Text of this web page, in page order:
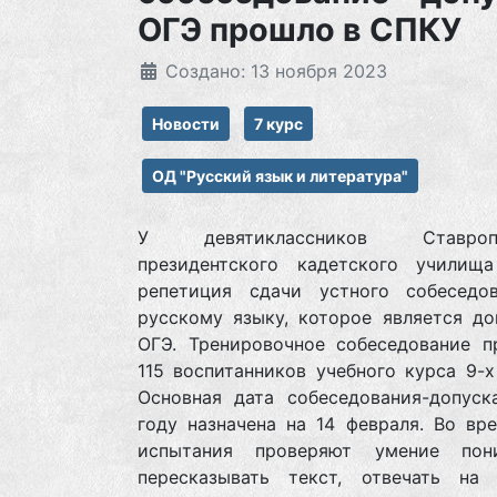
ОГЭ прошло в СПКУ
Создано: 13 ноября 2023
Новости 7 курс
ОД "Русский язык и литература"
У девятиклассников
президентского кадетского
репетиция сдачи устного
русскому языку, которое является
ОГЭ. Тренировочное собеседование
115 воспитанников учебного курса 9-
Основная дата собеседования-
году назначена на 14 февраля. Во
испытания проверяют умение
пересказывать текст, отвечать на